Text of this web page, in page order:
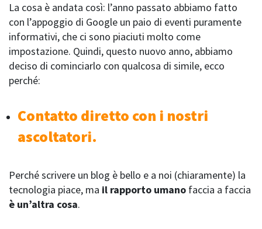
La cosa è andata così: l’anno passato abbiamo fatto
con l’appoggio di Google un paio di eventi puramente
informativi, che ci sono piaciuti molto come
impostazione. Quindi, questo nuovo anno, abbiamo
deciso di cominciarlo con qualcosa di simile, ecco
perché:
Contatto diretto con i nostri
ascoltatori.
Perché scrivere un blog è bello e a noi (chiaramente) la
tecnologia piace, ma il rapporto umano faccia a faccia
è un’altra cosa.